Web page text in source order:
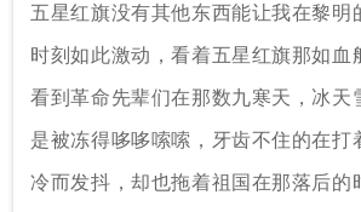
五星红旗没有其他东西能让我在黎明
时刻如此激动，看着五星红旗那如血
看到革命先辈们在那数九寒天，冰天
是被冻得哆哆嗦嗦，牙齿不住的在打
冷而发抖，却也拖着祖国在那落后的